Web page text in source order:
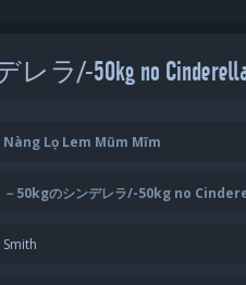
レラ/-50kg no
Nàng Lọ Lem Mũm Mĩm
－50kgのシンデレラ/-50kg no
Smith